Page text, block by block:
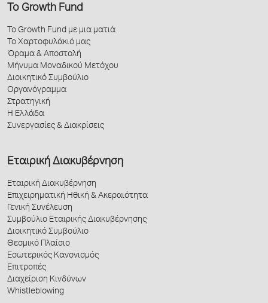
Το Growth Fund
Το Growth Fund με μια ματιά
Το Χαρτοφυλάκιό μας
Όραμα & Αποστολή
Μήνυμα Μοναδικού Μετόχου
Διοικητικό Συμβούλιο
Οργανόγραμμα
Στρατηγική
Η Ελλάδα
Συνεργασίες & Διακρίσεις
Εταιρική Διακυβέρνηση
Εταιρική Διακυβέρνηση
Επιχειρηματική Ηθική & Ακεραιότητα
Γενική Συνέλευση
Συμβούλιο Εταιρικής Διακυβέρνησης
Διοικητικό Συμβούλιο
Θεσμικό Πλαίσιο
Εσωτερικός Κανονισμός
Επιτροπές
Διαχείριση Κινδύνων
Whistleblowing